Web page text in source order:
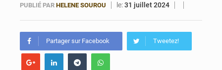
PUBLIÉ PAR HELENE SOUROU le:31 juillet 2024
Partager sur Facebook Tweetez!